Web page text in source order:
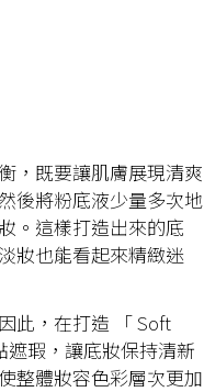
，既要讓肌膚展現清爽
後將粉底液少量多次地
。這樣打造出來的底
妝也能看起來精緻迷
此，在打造 「 Soft
瑕，讓底妝保持清新
整體妝容色彩層次更加